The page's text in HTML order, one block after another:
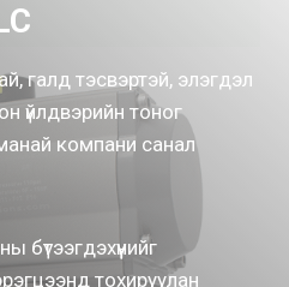
галд тэсвэртэй, элэгдэл
үйлдвэрийн тоног
компани санал
бүтээгдэхүүнийг
тохируулан